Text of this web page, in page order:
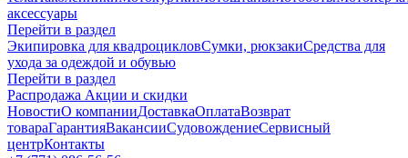
аксессуары
Перейти в раздел
Экипировка для квадроцикловСумки, рюкзакиСредства для
ухода за одеждой и обувью
Перейти в раздел
Распродажа Акции и скидки
НовостиО компанииДоставкаОплатаВозврат
товараГарантияВакансииСудовождениеСервисный
центрКонтакты